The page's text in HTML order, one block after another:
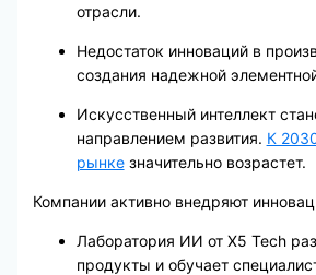
отрасли.
Недостаток инноваций в
создания надежной
Искусственный интеллект
направлением развития. К
рынкезначительно возрастет.
Компании активно внедряют
Лаборатория ИИ от X5 Tech
продукты и обучает